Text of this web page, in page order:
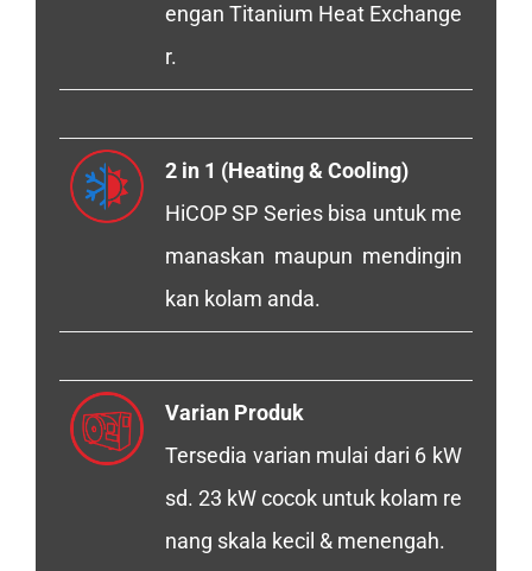
engan Titanium Heat Exchange
r.
2 in 1 (Heating & Cooling)
HiCOP SP Series bisa untuk me
manaskan maupun mendingin
kan kolam anda.
Varian Produk
Tersedia varian mulai dari 6 kW
sd. 23 kW cocok untuk kolam re
nang skala kecil & menengah.